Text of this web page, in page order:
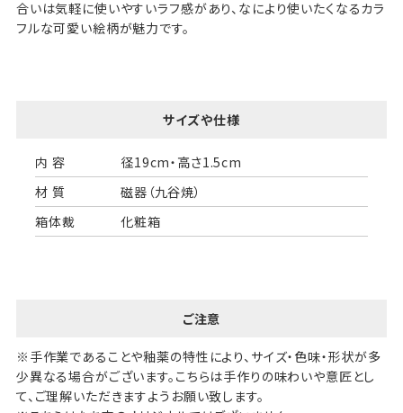
合いは気軽に使いやすいラフ感があり、なにより使いたくなるカラ
フルな可愛い絵柄が魅力です。
サイズや仕様
内 容
径19cm・高さ1.5cm
材 質
磁器（九谷焼）
箱体裁
化粧箱
ご注意
※手作業であることや釉薬の特性により、サイズ・色味・形状が多
少異なる場合がございます。こちらは手作りの味わいや意匠とし
て、ご理解いただきますようお願い致します。